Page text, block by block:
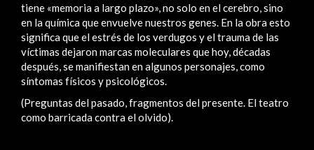
tiene «memoria a largo plazo», no solo en el cerebro, sino
en la química que envuelve nuestros genes. En la obra esto
significa que el estrés de los verdugos y el trauma de las
víctimas dejaron marcas moleculares que hoy, décadas
después, se manifiestan en algunos personajes, como
síntomas físicos y psicológicos.
(Preguntas del pasado, fragmentos del presente. El teatro
como barricada contra el olvido).